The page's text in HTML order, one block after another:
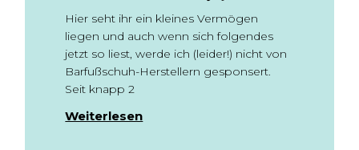
Hier seht ihr ein kleines Vermögen
liegen und auch wenn sich folgendes
jetzt so liest, werde ich (leider!) nicht von
Barfußschuh-Herstellern gesponsert.
Seit knapp 2
Weiterlesen